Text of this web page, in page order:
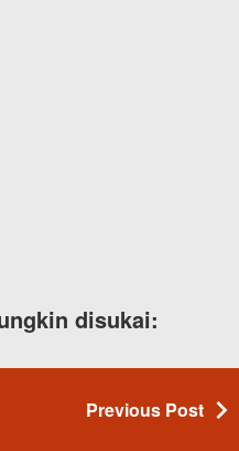
disukai:
Previous Post